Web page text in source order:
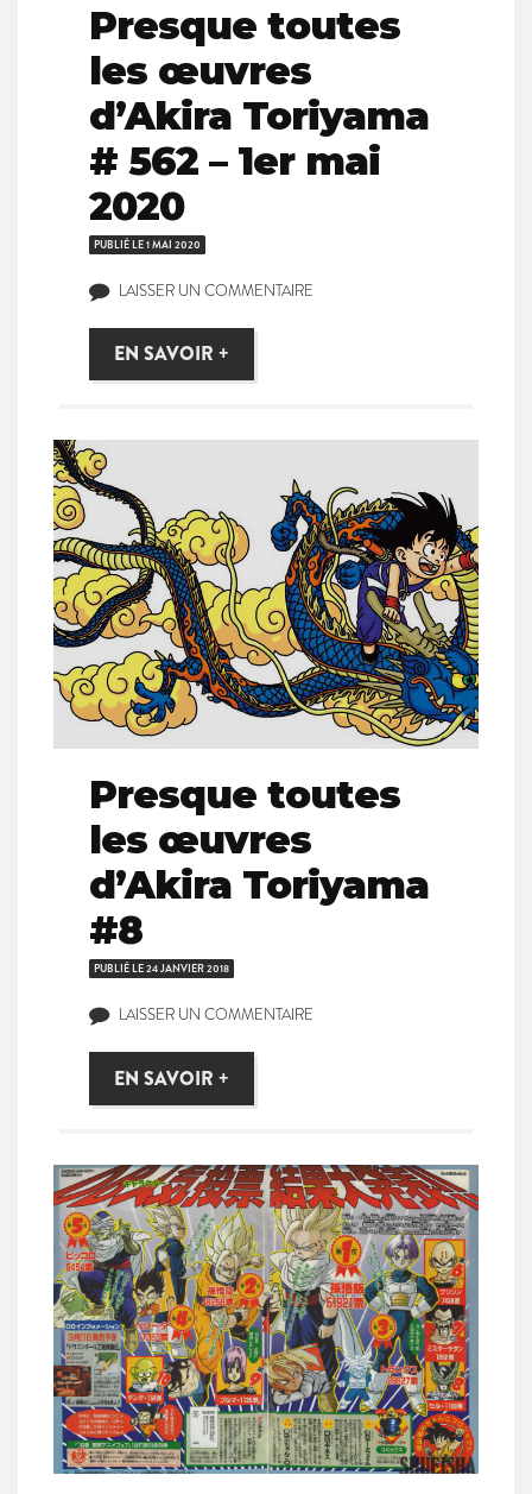
Presque toutes
les œuvres
d’Akira Toriyama
# 562 – 1er mai
2020
PUBLIÉ LE1 MAI 2020
LAISSER UN COMMENTAIRE
EN SAVOIR +
Presque toutes
les œuvres
d’Akira Toriyama
#8
PUBLIÉ LE24 JANVIER 2018
LAISSER UN COMMENTAIRE
EN SAVOIR +